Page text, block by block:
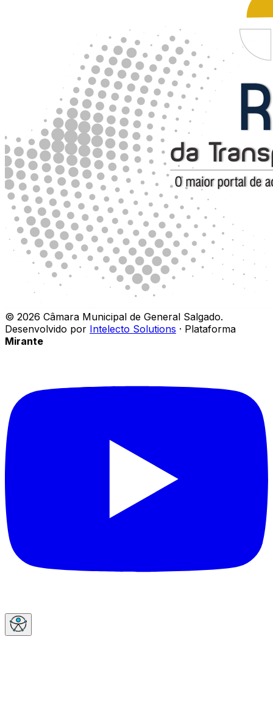
© 2026 Câmara Municipal de General Salgado.
Desenvolvido por Intelecto Solutions · Plataforma
Mirante